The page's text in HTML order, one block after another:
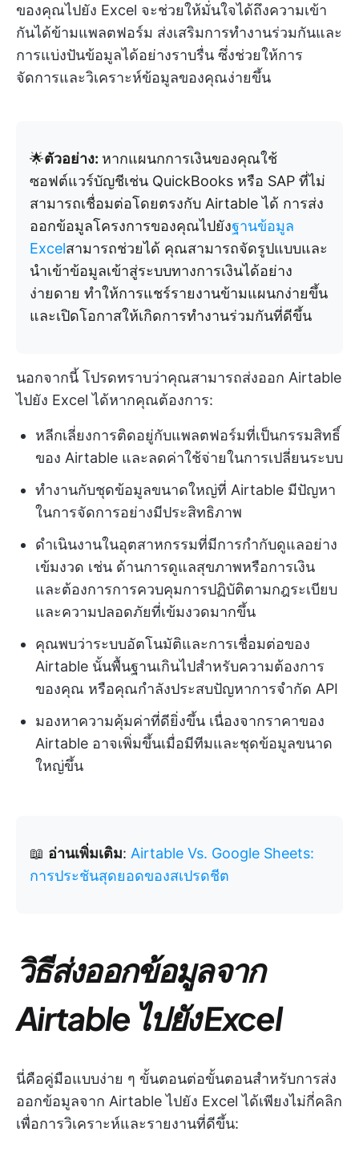
ของคุณไปยัง Excel จะช่วยให้มั่นใจได้ถึงความเข้า
กันได้ข้ามแพลตฟอร์ม ส่งเสริมการทำงานร่วมกันและ
การแบ่งปันข้อมูลได้อย่างราบรื่น ซึ่งช่วยให้การ
จัดการและวิเคราะห์ข้อมูลของคุณง่ายขึ้น
🌟ตัวอย่าง: หากแผนกการเงินของคุณใช้
ซอฟต์แวร์บัญชีเช่น QuickBooks หรือ SAP ที่ไม่
สามารถเชื่อมต่อโดยตรงกับ Airtable ได้ การส่ง
ออกข้อมูลโครงการของคุณไปยังฐานข้อมูล
Excelสามารถช่วยได้ คุณสามารถจัดรูปแบบและ
นำเข้าข้อมูลเข้าสู่ระบบทางการเงินได้อย่าง
ง่ายดาย ทำให้การแชร์รายงานข้ามแผนกง่ายขึ้น
และเปิดโอกาสให้เกิดการทำงานร่วมกันที่ดีขึ้น
นอกจากนี้ โปรดทราบว่าคุณสามารถส่งออก Airtable
ไปยัง Excel ได้หากคุณต้องการ:
หลีกเลี่ยงการติดอยู่กับแพลตฟอร์มที่เป็นกรรมสิทธิ์
ของ Airtable และลดค่าใช้จ่ายในการเปลี่ยนระบบ
ทำงานกับชุดข้อมูลขนาดใหญ่ที่ Airtable มีปัญหา
ในการจัดการอย่างมีประสิทธิภาพ
ดำเนินงานในอุตสาหกรรมที่มีการกำกับดูแลอย่าง
เข้มงวด เช่น ด้านการดูแลสุขภาพหรือการเงิน
และต้องการการควบคุมการปฏิบัติตามกฎระเบียบ
และความปลอดภัยที่เข้มงวดมากขึ้น
คุณพบว่าระบบอัตโนมัติและการเชื่อมต่อของ
Airtable นั้นพื้นฐานเกินไปสำหรับความต้องการ
ของคุณ หรือคุณกำลังประสบปัญหาการจำกัด API
มองหาความคุ้มค่าที่ดียิ่งขึ้น เนื่องจากราคาของ
Airtable อาจเพิ่มขึ้นเมื่อมีทีมและชุดข้อมูลขนาด
ใหญ่ขึ้น
📖 อ่านเพิ่มเติม: Airtable Vs. Google Sheets:
การประชันสุดยอดของสเปรดชีต
วิธีส่งออกข้อมูลจาก
Airtable ไปยัง Excel
นี่คือคู่มือแบบง่าย ๆ ขั้นตอนต่อขั้นตอนสำหรับการส่ง
ออกข้อมูลจาก Airtable ไปยัง Excel ได้เพียงไม่กี่คลิก
เพื่อการวิเคราะห์และรายงานที่ดีขึ้น: